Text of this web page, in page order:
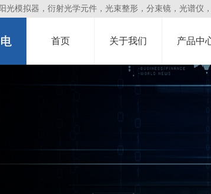
光模拟器，衍射光学元件，光束整形，分束镜，光谱仪
首页 关于我们 产品中